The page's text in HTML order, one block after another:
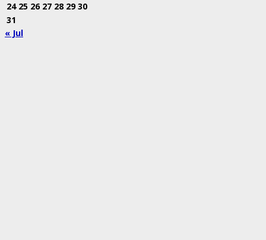
24 25 26 27 28 29 30
31
« Jul